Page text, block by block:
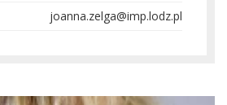
joanna.zelga@imp.lodz.pl